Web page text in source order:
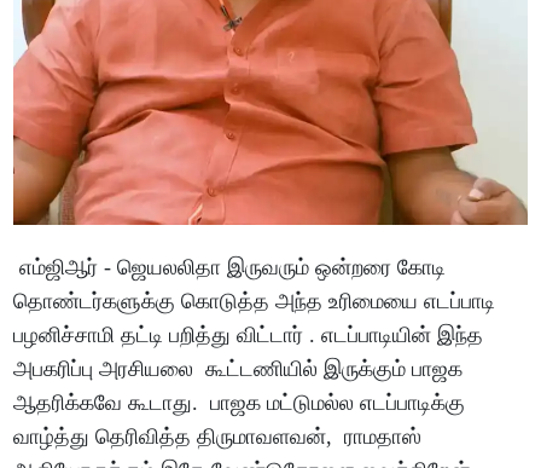
எம்ஜிஆர் - ஜெயலலிதா இருவரும் ஒன்றரை கோடி
தொண்டர்களுக்கு கொடுத்த அந்த உரிமையை எடப்பாடி
பழனிச்சாமி தட்டி பறித்து விட்டார் . எடப்பாடியின் இந்த
அபகரிப்பு அரசியலை கூட்டணியில் இருக்கும் பாஜக
ஆதரிக்கவே கூடாது. பாஜக மட்டுமல்ல எடப்பாடிக்கு
வாழ்த்து தெரிவித்த திருமாவளவன், ராமதாஸ்